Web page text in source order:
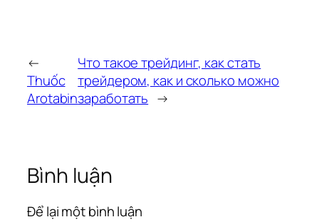
←
Thuốc
Arotabin
Что такое трейдинг, как стать
трейдером, как и сколько можно
заработать →
Bình luận
Để lại một bình luận